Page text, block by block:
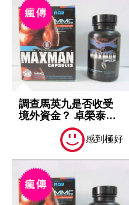
調查馬英九是否收受
境外資金？ 卓榮泰：
一切依法處理
感到極好